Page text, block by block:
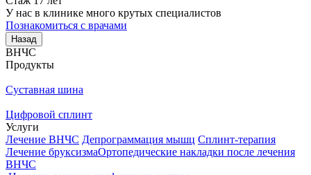
У нас в клинике много крутых специалистов
Познакомиться с врачами
Назад
ВНЧС
Продукты
Суставная шина
Цифровой сплинт
Услуги
Лечение ВНЧС Депрограммация мышц Сплинт-терапия
Лечение бруксизмаОртопедические накладки после лечения
ВНЧС